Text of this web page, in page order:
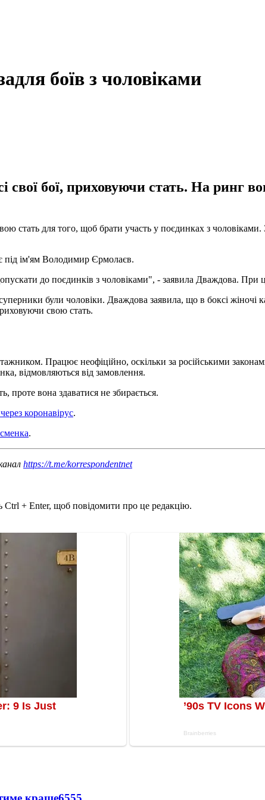
боїв з чоловіками
свої бої, приховуючи стать. На ринг
стать для того, щоб брати участь у поєдинках з
під ім'ям Володимир Єрмолаєв.
до поєдинків з чоловіками", - заявила Дваждова. При
були чоловіки. Дваждова заявила, що в боксі жіночі
свою стать.
Працює неофіційно, оскільки за російськими
відмовляються від замовлення.
проте вона здаватися не збирається.
коронавірус.
.
https://t.me/korrespondentnet
Ctrl + Enter, щоб повідомити про це редакцію.